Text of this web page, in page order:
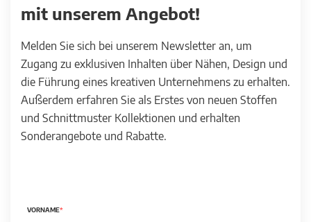
mit unserem Angebot!
Melden Sie sich bei unserem Newsletter an, um
Zugang zu exklusiven Inhalten über Nähen, Design und
die Führung eines kreativen Unternehmens zu erhalten.
Außerdem erfahren Sie als Erstes von neuen Stoffen
und Schnittmuster Kollektionen und erhalten
Sonderangebote und Rabatte.
VORNAME